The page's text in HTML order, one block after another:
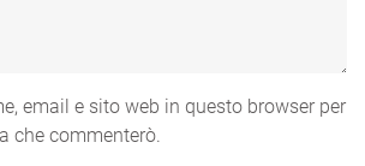
email e sito web in questo browser per
che commenterò.